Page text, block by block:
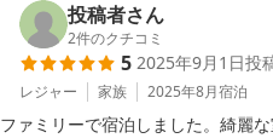
投稿者さん
2件のクチコミ
5 2025年9月1日投
レジャー 家族 2025年8月宿泊
ファミリーで宿泊しました。綺麗